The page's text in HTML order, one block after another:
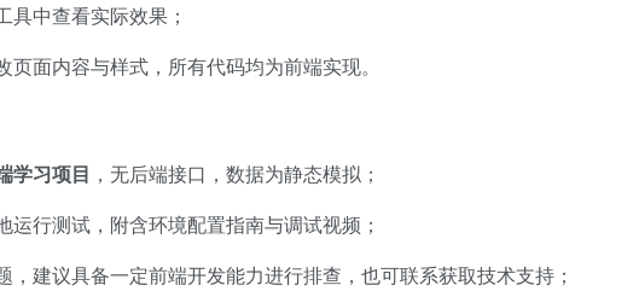
具中查看实际效果；
页面内容与样式，所有代码均为前端实现。
学习项目 ，无后端接口，数据为静态模拟；
运行测试，附含环境配置指南与调试视频；
，建议具备一定前端开发能力进行排查，也可联系获取技术支持；